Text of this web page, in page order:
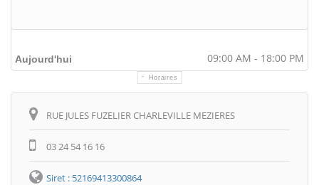
Aujourd'hui 09:00 AM - 18:00 PM
Horaires
RUE JULES FUZELIER CHARLEVILLE MEZIERES
03 24 54 16 16
Siret : 52169413300864